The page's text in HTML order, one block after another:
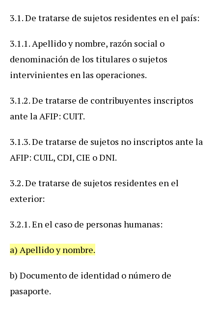
3.1. De tratarse de sujetos residentes en el país:
3.1.1. Apellido y nombre, razón social o
denominación de los titulares o sujetos
intervinientes en las operaciones.
3.1.2. De tratarse de contribuyentes inscriptos
ante la AFIP: CUIT.
3.1.3. De tratarse de sujetos no inscriptos ante la
AFIP: CUIL, CDI, CIE o DNI.
3.2. De tratarse de sujetos residentes en el
exterior:
3.2.1. En el caso de personas humanas:
a) Apellido y nombre.
b) Documento de identidad o número de
pasaporte.